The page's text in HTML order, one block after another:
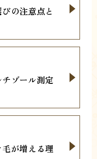
の注意点と
ゾール測定
が増える理